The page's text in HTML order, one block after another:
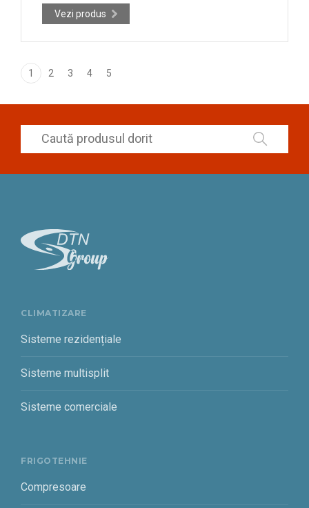
Vezi produs
1 2 3 4 5
CLIMATIZARE
Sisteme rezidențiale
Sisteme multisplit
Sisteme comerciale
FRIGOTEHNIE
Compresoare